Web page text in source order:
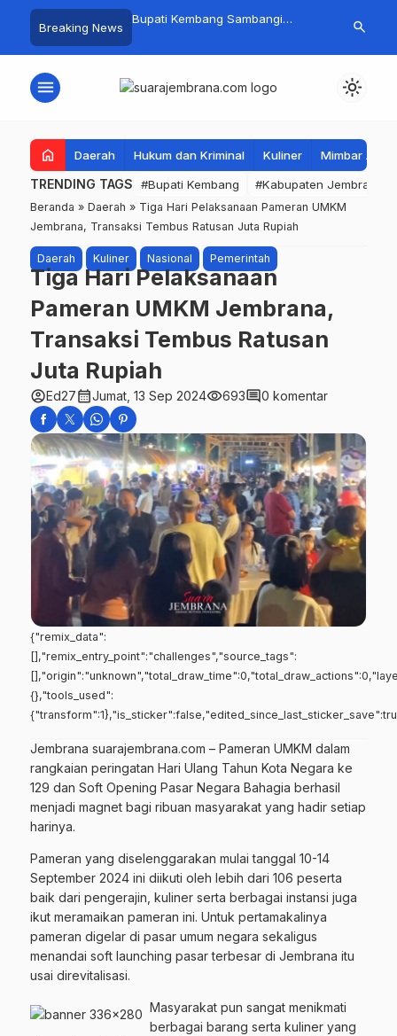
Breaking News
PKK Provinsi Bali di
Omzet Ratusan
Bupati Kembang Sambangi
Bantuan Disalurkan untuk
Tim
Perairan
search
menu light_mode
home Daerah Hukum dan Kriminal Kuliner Mimbar
TRENDING TAGS #Bupati Kembang #Kabupaten Jembrana
Beranda » Daerah » Tiga Hari Pelaksanaan Pameran UMKM
Jembrana, Transaksi Tembus Ratusan Juta Rupiah
Daerah Kuliner Nasional Pemerintah
Tiga Hari Pelaksanaan
Pameran UMKM Jembrana,
Transaksi Tembus Ratusan
Juta Rupiah
account_circleEd27calendar_monthJumat, 13 Sep 2024visibility693comment0 komentar
{"remix_data":
[],"remix_entry_point":"challenges","source_tags":
{},"tools_used":
Jembrana suarajembrana.com – Pameran UMKM dalam
rangkaian peringatan Hari Ulang Tahun Kota Negara ke
129 dan Soft Opening Pasar Negara Bahagia berhasil
menjadi magnet bagi ribuan masyarakat yang hadir setiap
harinya.
Pameran yang diselenggarakan mulai tanggal 10-14
September 2024 ini diikuti oleh lebih dari 106 peserta
baik dari pengerajin, kuliner serta berbagai instansi juga
ikut meramaikan pameran ini. Untuk pertamakalinya
pameran digelar di pasar umum negara sekaligus
menandai soft launching pasar terbesar di Jembrana itu
usai direvitalisasi.
Masyarakat pun sangat menikmati
berbagai barang serta kuliner yang